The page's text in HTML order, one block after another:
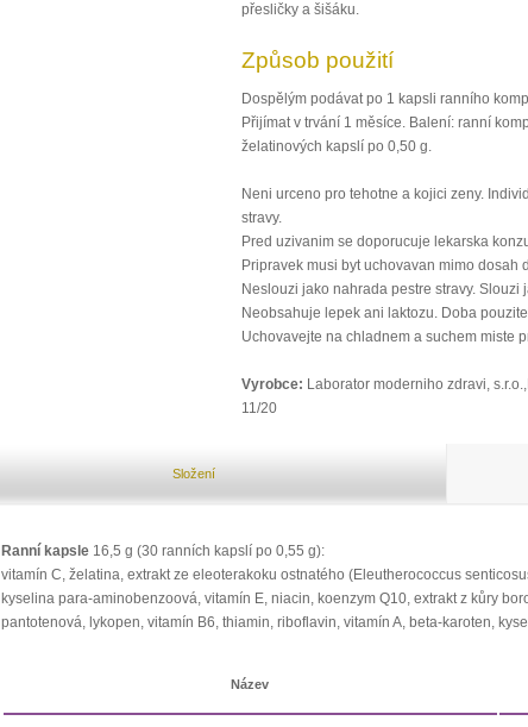
přesličky a šišáku.
Způsob použití
Dospělým podávat po 1 kapsli ranního
Přijímat v trvání 1 měsíce. Balení: ranní
želatinových kapslí po 0,50 g.
Neni urceno pro tehotne a kojici zeny.
stravy.
Pred uzivanim se doporucuje lekarska
Pripravek musi byt uchovavan mimo
Neslouzi jako nahrada pestre stravy.
Neobsahuje lepek ani laktozu. Doba
Uchovavejte na chladnem a suchem miste
Vyrobce: Laborator moderniho zdravi,
11/20
Složení
Ranní kapsle16,5 g (30 ranních kapslí po 0,55 g):
vitamín C, želatina, extrakt ze eleoterakoku ostnatého (Eleutherococcus
kyselina para-aminobenzoová, vitamín E, niacin, koenzym Q10, extrakt z kůry
pantotenová, lykopen, vitamín B6, thiamin, riboflavin, vitamín A, beta-karoten,
Název